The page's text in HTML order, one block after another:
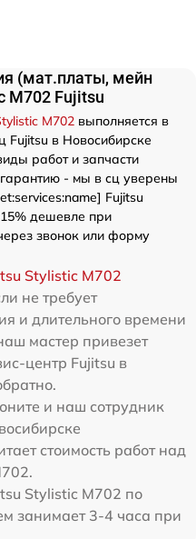
(мат.платы, мейн
M702 Fujitsu
M702 выполняется в
Fujitsu в Новосибирске
работ и запчасти
- мы в сц уверены
Fujitsu
дешевле при
звонок или форму
Stylistic M702
не требует
и длительного времени
мастер привезет
центр Fujitsu в
и наш сотрудник
стоимость работ над
Stylistic M702 по
занимает 3-4 часа при